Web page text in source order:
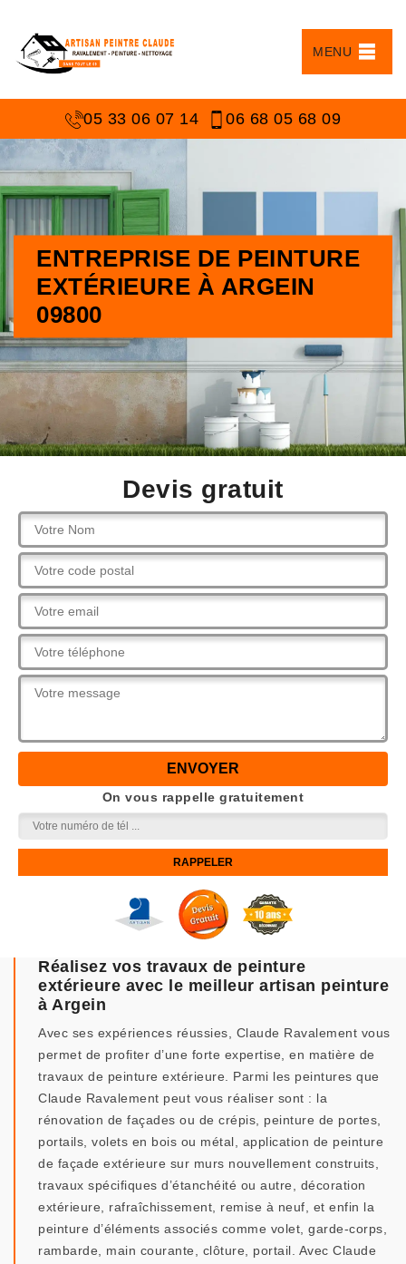
MENU
05 33 06 07 14 06 68 05 68 09
ENTREPRISE DE PEINTURE
EXTÉRIEURE À ARGEIN
09800
Devis gratuit
On vous rappelle gratuitement
Réalisez vos travaux de peinture
extérieure avec le meilleur artisan peinture
à Argein
Avec ses expériences réussies, Claude Ravalement vous
permet de profiter d’une forte expertise, en matière de
travaux de peinture extérieure. Parmi les peintures que
Claude Ravalement peut vous réaliser sont : la
rénovation de façades ou de crépis, peinture de portes,
portails, volets en bois ou métal, application de peinture
de façade extérieure sur murs nouvellement construits,
travaux spécifiques d’étanchéité ou autre, décoration
extérieure, rafraîchissement, remise à neuf, et enfin la
peinture d’éléments associés comme volet, garde-corps,
rambarde, main courante, clôture, portail. Avec Claude